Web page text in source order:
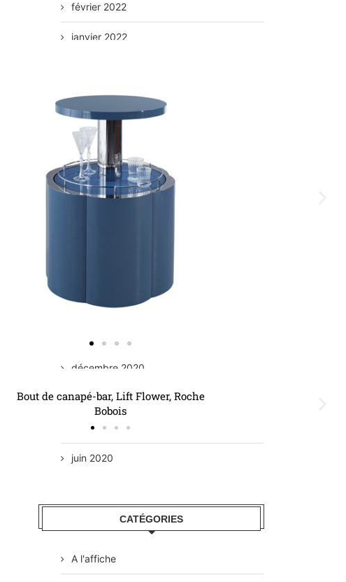
Fauteuil 44 en cuir, design made in
France, Neology
février 2022
janvier 2022
octobre 2021
septembre 2021
août 2021
juin 2021
février 2021
décembre 2020
octobre 2020
septembre 2020
juin 2020
CATÉGORIES
A l'affiche